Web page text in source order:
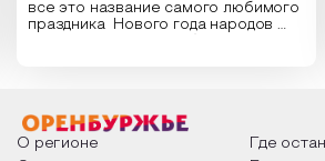
все это название самого любимого
праздника Нового года народов
о том, как встречают новый год в
разных уголках страны, какие
обряды совершают на удачу и
О регионе
Где